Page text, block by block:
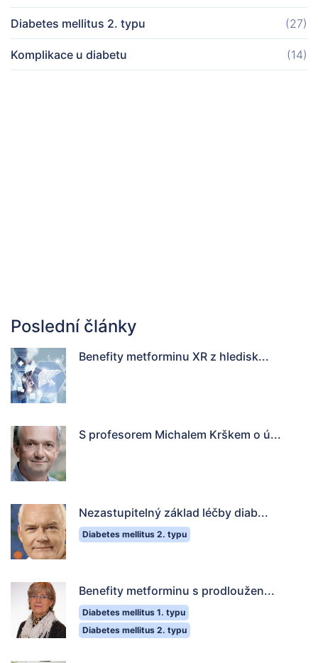
Diabetes mellitus 2. typu (27)
Komplikace u diabetu (14)
Poslední články
Benefity metforminu XR z hledisk...
S profesorem Michalem Krškem o ú...
Nezastupitelný základ léčby diab...
Diabetes mellitus 2. typu
Benefity metforminu s prodloužen...
Diabetes mellitus 1. typu
Diabetes mellitus 2. typu